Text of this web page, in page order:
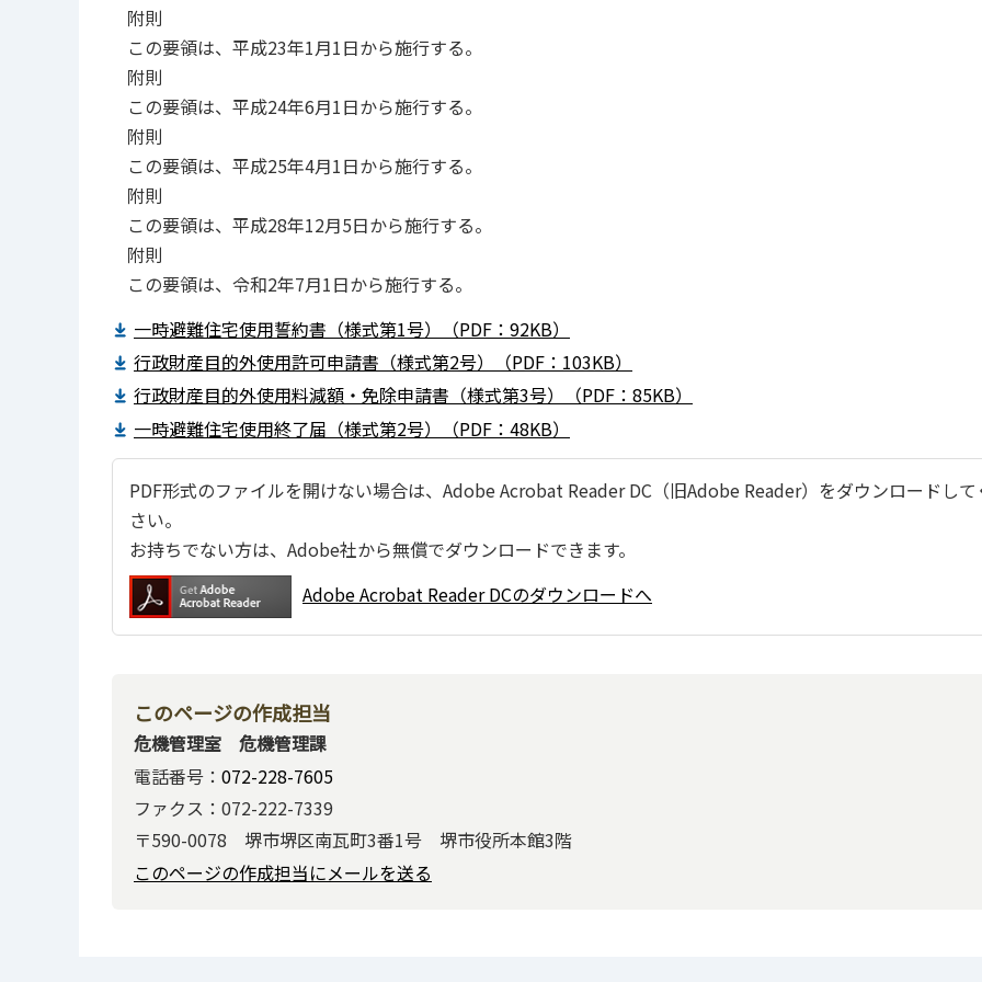
附則
この要領は、平成23年1月1日から施行する。
附則
この要領は、平成24年6月1日から施行する。
附則
この要領は、平成25年4月1日から施行する。
附則
この要領は、平成28年12月5日から施行する。
附則
この要領は、令和2年7月1日から施行する。
一時避難住宅使用誓約書（様式第1号）（PDF：92KB）
行政財産目的外使用許可申請書（様式第2号）（PDF：103KB）
行政財産目的外使用料減額・免除申請書（様式第3号）（PDF：85KB）
一時避難住宅使用終了届（様式第2号）（PDF：48KB）
PDF形式のファイルを開けない場合は、Adobe Acrobat Reader DC（旧Adobe Reader）をダウンロードして
さい。
お持ちでない方は、Adobe社から無償でダウンロードできます。
Adobe Acrobat Reader DCのダウンロードへ
このページの作成担当
危機管理室 危機管理課
電話番号： 072-228-7605
ファクス：072-222-7339
〒590-0078 堺市堺区南瓦町3番1号 堺市役所本館3階
このページの作成担当にメールを送る